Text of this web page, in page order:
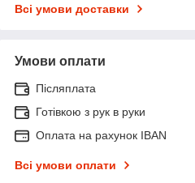
Всі умови доставки
Умови оплати
Післяплата
Готівкою з рук в руки
Оплата на рахунок IBAN
Всі умови оплати